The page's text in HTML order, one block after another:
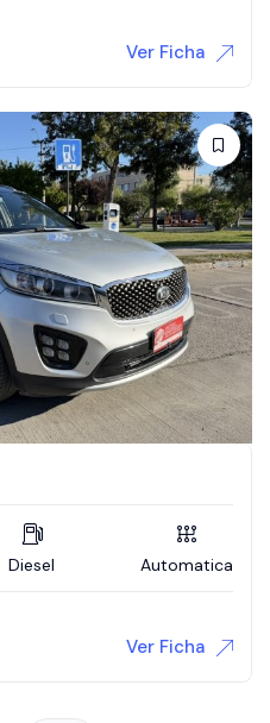
Ver Ficha
Diesel Automatica
Ver Ficha